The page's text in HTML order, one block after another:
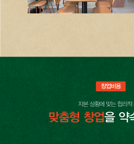
창업비용
자본 상황에 맞는 합리적
맞춤형 창업을 약